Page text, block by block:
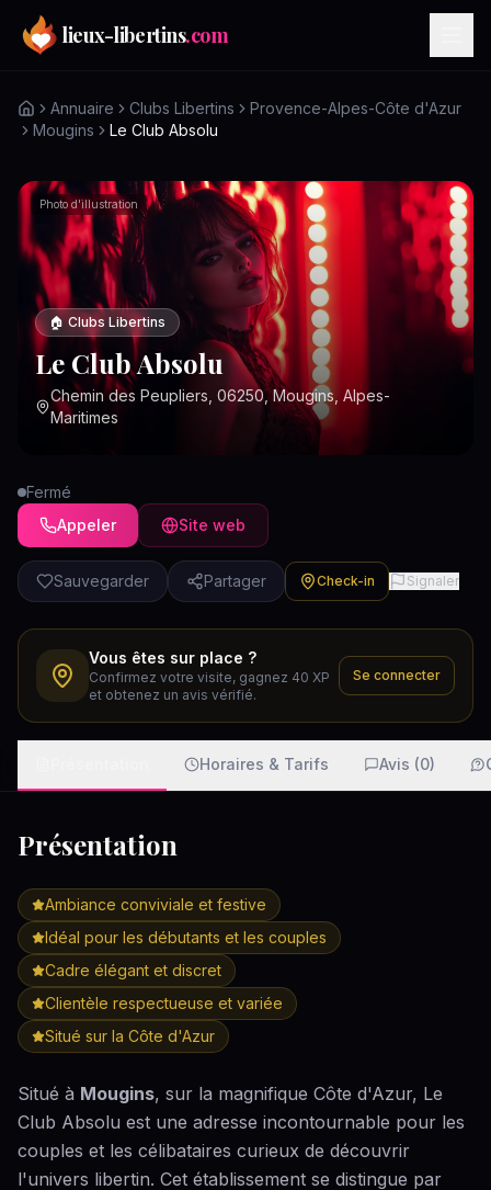
Aller au contenu principal
lieux-libertins.com
Annuaire Clubs Libertins
Provence-Alpes-Côte d'Azur
Mougins
Le Club Absolu
Photo d'illustration
🏠 Clubs Libertins
Le Club Absolu
Chemin des Peupliers, 06250, Mougins, Alpes-
Maritimes
Fermé
Appeler
Site web
Sauvegarder Partager Check-in Signaler
Vous êtes sur place ?
Confirmez votre visite, gagnez 40 XP
et obtenez un avis vérifié.
Se connecter
Horaires & Tarifs Avis (0)
Présentation
Ambiance conviviale et festive
Idéal pour les débutants et les couples
Cadre élégant et discret
Clientèle respectueuse et variée
Situé sur la Côte d'Azur
Situé à Mougins, sur la magnifique Côte d'Azur, Le
Club Absolu est une adresse incontournable pour les
couples et les célibataires curieux de découvrir
l'univers libertin. Cet établissement se distingue par